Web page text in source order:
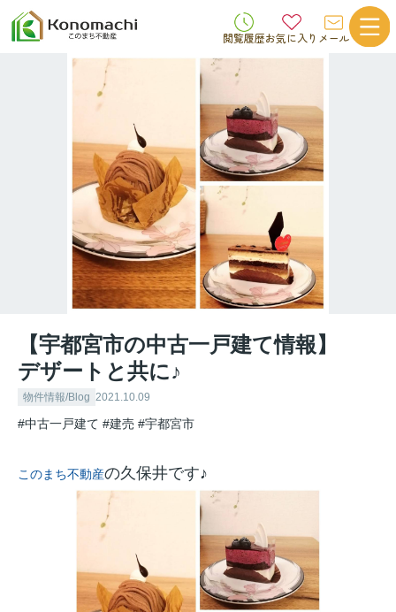
閲覧履歴お気に入り メール
【宇都宮市の中古一戸建て情報】
デザートと共に♪
物件情報/Blog 2021.10.09
#中古一戸建て #建売 #宇都宮市
このまち不動産の久保井です♪